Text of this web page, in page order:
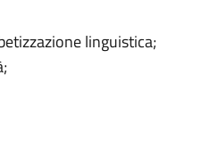
linguistica;